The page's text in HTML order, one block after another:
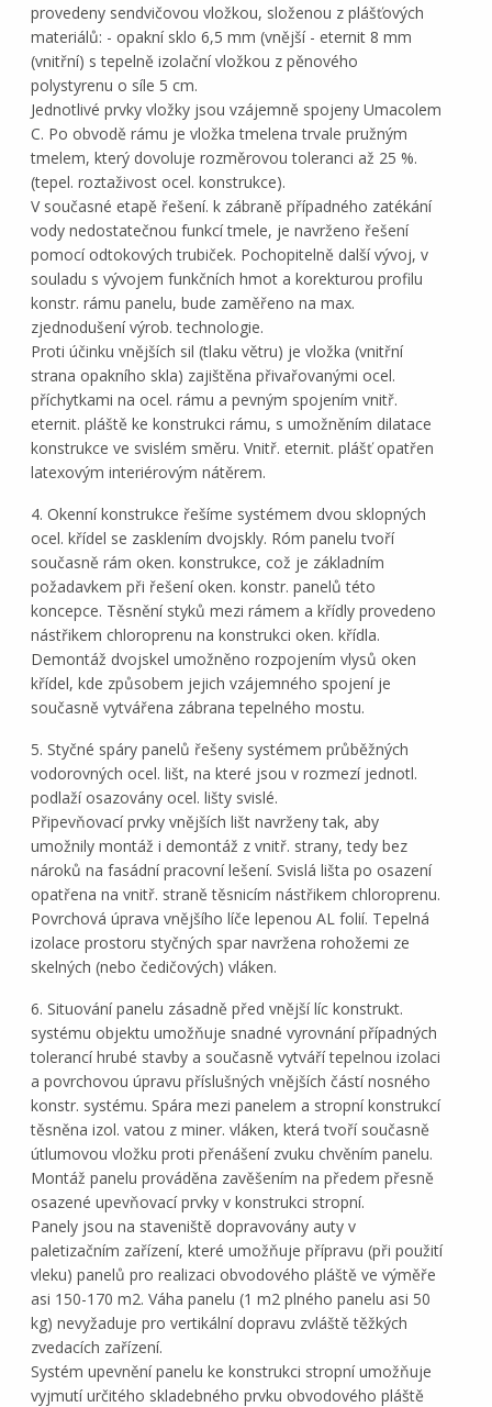
provedeny sendvičovou vložkou, složenou z plášťových
materiálů: - opakní sklo 6,5 mm (vnější - eternit 8 mm
(vnitřní) s tepelně izolační vložkou z pěnového
polystyrenu o síle 5 cm.
Jednotlivé prvky vložky jsou vzájemně spojeny Umacolem
C. Po obvodě rámu je vložka tmelena trvale pružným
tmelem, který dovoluje rozměrovou toleranci až 25 %.
(tepel. roztaživost ocel. konstrukce).
V současné etapě řešení. k zábraně případného zatékání
vody nedostatečnou funkcí tmele, je navrženo řešení
pomocí odtokových trubiček. Pochopitelně další vývoj, v
souladu s vývojem funkčních hmot a korekturou profilu
konstr. rámu panelu, bude zaměřeno na max.
zjednodušení výrob. technologie.
Proti účinku vnějších sil (tlaku větru) je vložka (vnitřní
strana opakního skla) zajištěna přivařovanými ocel.
příchytkami na ocel. rámu a pevným spojením vnitř.
eternit. pláště ke konstrukci rámu, s umožněním dilatace
konstrukce ve svislém směru. Vnitř. eternit. plášť opatřen
latexovým interiérovým nátěrem.
4. Okenní konstrukce řešíme systémem dvou sklopných
ocel. křídel se zasklením dvojskly. Róm panelu tvoří
současně rám oken. konstrukce, což je základním
požadavkem při řešení oken. konstr. panelů této
koncepce. Těsnění styků mezi rámem a křídly provedeno
nástřikem chloroprenu na konstrukci oken. křídla.
Demontáž dvojskel umožněno rozpojením vlysů oken
křídel, kde způsobem jejich vzájemného spojení je
současně vytvářena zábrana tepelného mostu.
5. Styčné spáry panelů řešeny systémem průběžných
vodorovných ocel. lišt, na které jsou v rozmezí jednotl.
podlaží osazovány ocel. lišty svislé.
Připevňovací prvky vnějších lišt navrženy tak, aby
umožnily montáž i demontáž z vnitř. strany, tedy bez
nároků na fasádní pracovní lešení. Svislá lišta po osazení
opatřena na vnitř. straně těsnicím nástřikem chloroprenu.
Povrchová úprava vnějšího líče lepenou AL folií. Tepelná
izolace prostoru styčných spar navržena rohožemi ze
skelných (nebo čedičových) vláken.
6. Situování panelu zásadně před vnější líc konstrukt.
systému objektu umožňuje snadné vyrovnání případných
tolerancí hrubé stavby a současně vytváří tepelnou izolaci
a povrchovou úpravu příslušných vnějších částí nosného
konstr. systému. Spára mezi panelem a stropní konstrukcí
těsněna izol. vatou z miner. vláken, která tvoří současně
útlumovou vložku proti přenášení zvuku chvěním panelu.
Montáž panelu prováděna zavěšením na předem přesně
osazené upevňovací prvky v konstrukci stropní.
Panely jsou na staveniště dopravovány auty v
paletizačním zařízení, které umožňuje přípravu (při použití
vleku) panelů pro realizaci obvodového pláště ve výměře
asi 150-170 m2. Váha panelu (1 m2 plného panelu asi 50
kg) nevyžaduje pro vertikální dopravu zvláště těžkých
zvedacích zařízení.
Systém upevnění panelu ke konstrukci stropní umožňuje
vyjmutí určitého skladebného prvku obvodového pláště